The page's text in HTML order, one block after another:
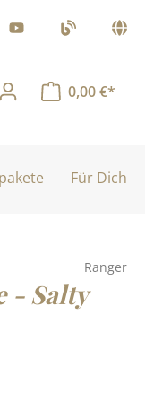
0,00 €*
Für Dich
Ranger
- Salty